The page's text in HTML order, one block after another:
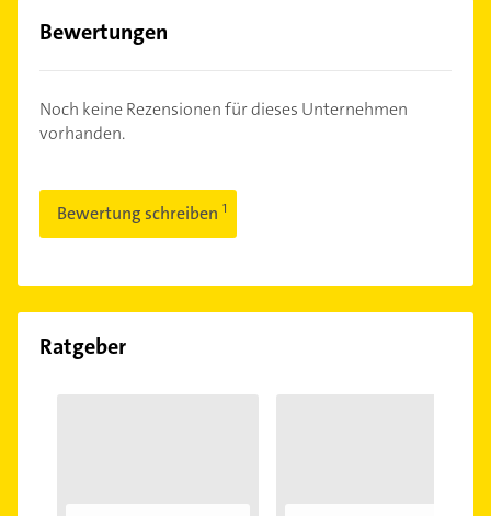
Bewertungen
Noch keine Rezensionen für dieses Unternehmen
vorhanden.
Bewertung schreiben
Ratgeber